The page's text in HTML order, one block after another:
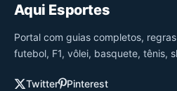
Aqui Esportes
Portal com guias completos,
futebol, F1, vôlei, basquete, tênis,
Twitter Pinterest